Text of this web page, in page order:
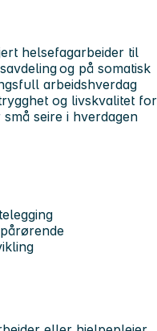
helsefagarbeider til
og på somatisk
arbeidshverdag
og livskvalitet for
seire i hverdagen